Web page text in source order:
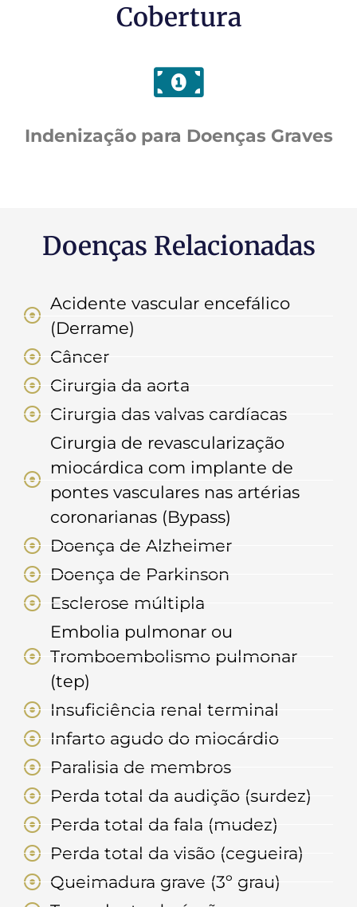
Cobertura
Indenização para Doenças Graves
Doenças Relacionadas
Acidente vascular encefálico
(Derrame)
Câncer
Cirurgia da aorta
Cirurgia das valvas cardíacas
Cirurgia de revascularização
miocárdica com implante de
pontes vasculares nas artérias
coronarianas (Bypass)
Doença de Alzheimer
Doença de Parkinson
Esclerose múltipla
Embolia pulmonar ou
Tromboembolismo pulmonar
(tep)
Insuficiência renal terminal
Infarto agudo do miocárdio
Paralisia de membros
Perda total da audição (surdez)
Perda total da fala (mudez)
Perda total da visão (cegueira)
Queimadura grave (3º grau)